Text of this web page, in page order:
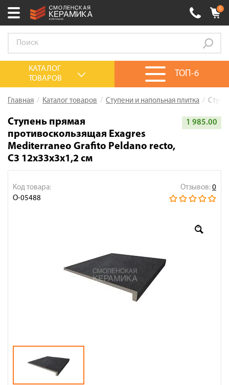
Выберите ваш город:
+7 (4812) 548-777
0 товаров на сумму0.00руб.
Акции
О компании
Калькулятор
Сервис
Оплата
0
ТОП-6
КАТАЛОГ
ТОВАРОВ
Главная Каталог товаров Ступени и напольная плитка
Ступень прямая
противоскользящая Exagres
Mediterraneo Grafito Peldano recto,
C3 12x33x3x1,2 см
1 985.00
Отзывов: 0
Код товара:
О-05488